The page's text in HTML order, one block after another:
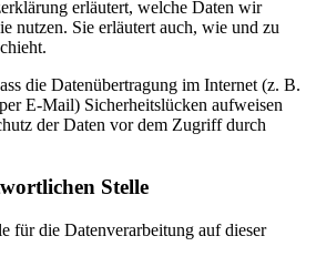
erläutert, welche Daten wir
nutzen. Sie erläutert auch, wie und zu
die Datenübertragung im Internet (z. B.
E-Mail) Sicherheitslücken aufweisen
der Daten vor dem Zugriff durch
Stelle
für die Datenverarbeitung auf dieser